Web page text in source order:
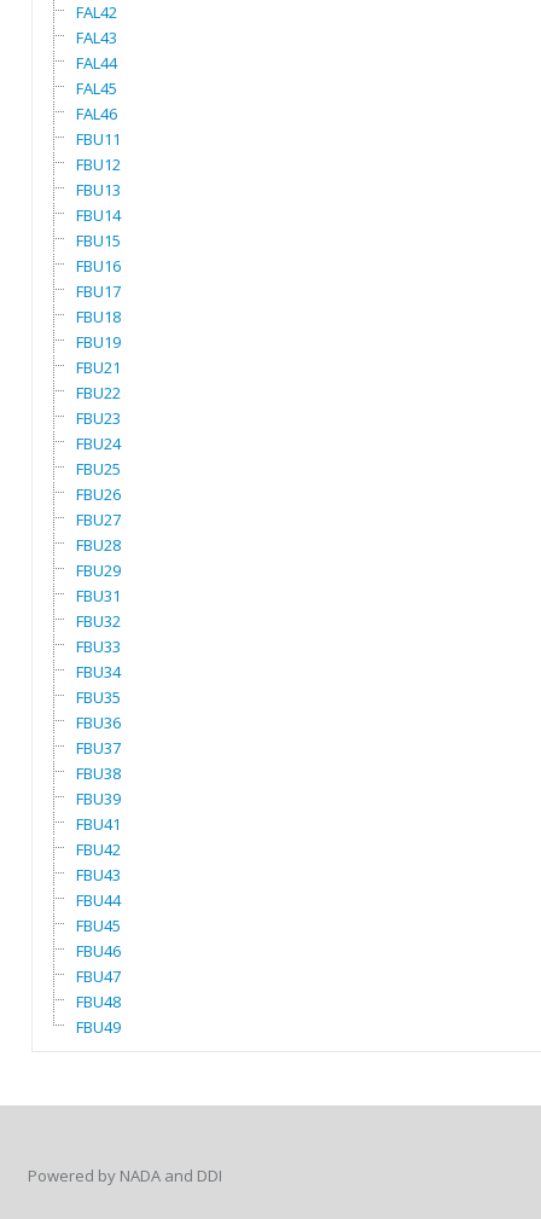
FAL42
FAL43
FAL44
FAL45
FAL46
FBU11
FBU12
FBU13
FBU14
FBU15
FBU16
FBU17
FBU18
FBU19
FBU21
FBU22
FBU23
FBU24
FBU25
FBU26
FBU27
FBU28
FBU29
FBU31
FBU32
FBU33
FBU34
FBU35
FBU36
FBU37
FBU38
FBU39
FBU41
FBU42
FBU43
FBU44
FBU45
FBU46
FBU47
FBU48
FBU49
Powered by NADA and DDI